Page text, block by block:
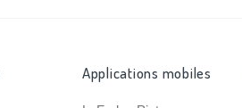
Applications mobiles